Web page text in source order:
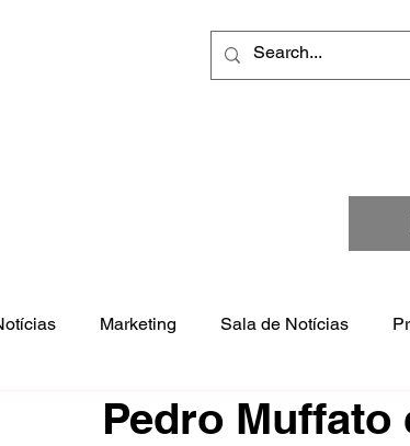
Marketing Sala de Notícias
Pedro Muffato